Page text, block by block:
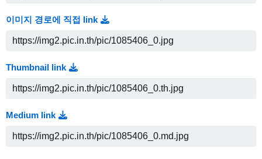
이미지 경로에 직접 link
Thumbnail link
Medium link